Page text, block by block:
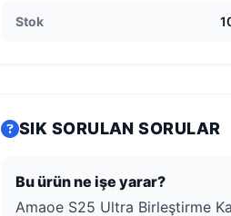
Stok
SIK SORULAN SORULAR
Bu ürün ne işe yarar?
Amaoe S25 Ultra Birleştirme